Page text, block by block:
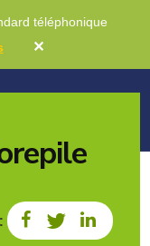
téléphonique
✕